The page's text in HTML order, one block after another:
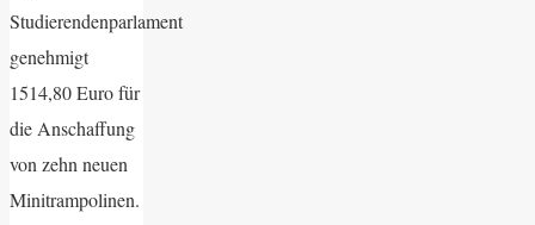
Studierendenparlament
genehmigt
1514,80 Euro für
die Anschaffung
von zehn neuen
Minitrampolinen.